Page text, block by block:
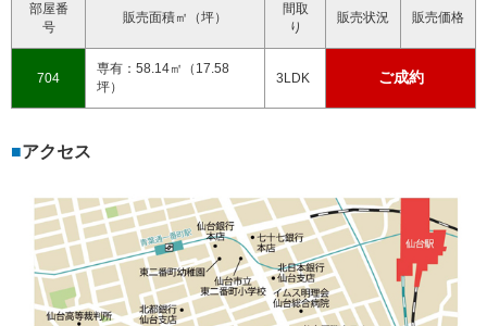
部屋番
号
販売面積㎡（坪）
間取
り
販売状況 販売価格
704
専有：58.14㎡（17.58
坪）
3LDK ご成約
アクセス